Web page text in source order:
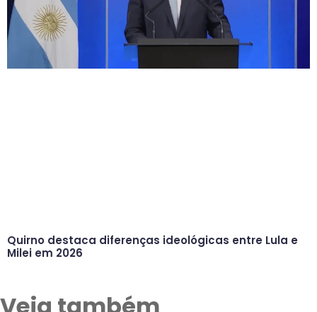
Quirno destaca diferenças ideológicas entre Lula e
Milei em 2026